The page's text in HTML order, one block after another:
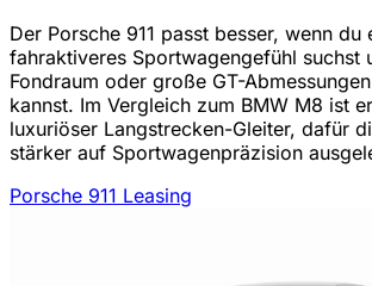
Der Porsche 911 passt besser, wenn du
fahraktiveres Sportwagengefühl suchst
Fondraum oder große GT-
kannst. Im Vergleich zum BMW M8 ist
luxuriöser Langstrecken-Gleiter, dafür
stärker auf Sportwagenpräzision
Porsche 911 Leasing